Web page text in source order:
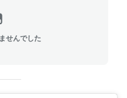
せんでした